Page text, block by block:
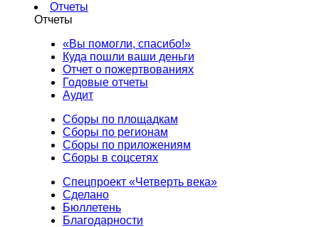
Отчеты
Отчеты
«Вы помогли, спасибо!»
Куда пошли ваши деньги
Отчет о пожертвованиях
Годовые отчеты
Аудит
Сборы по площадкам
Сборы по регионам
Сборы по приложениям
Сборы в соцсетях
Спецпроект «Четверть века»
Сделано
Бюллетень
Благодарности